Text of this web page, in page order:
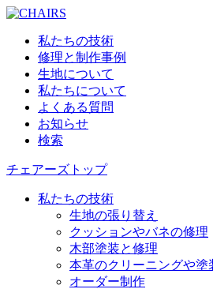
私たちの技術
修理と制作事例
生地について
私たちについて
よくある質問
お知らせ
検索
チェアーズトップ
私たちの技術
生地の張り替え
クッションやバネの修理
木部塗装と修理
本革のクリーニングや塗
オーダー制作